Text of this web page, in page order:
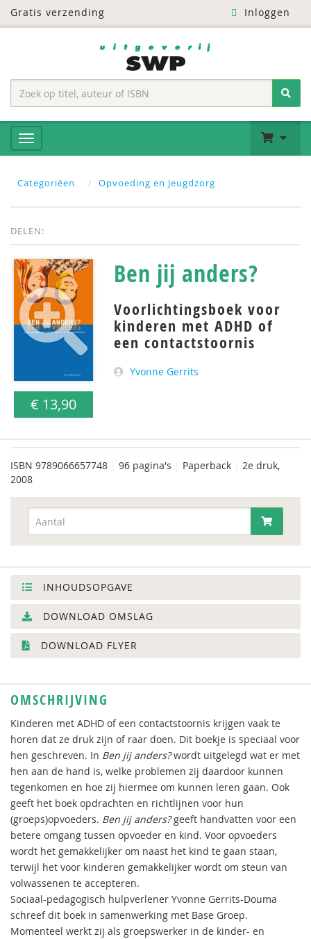
Gratis verzending Inloggen
Categoriëen Opvoeding en Jeugdzorg
DELEN:
€ 13,90
Ben jij anders?
Voorlichtingsboek voor
kinderen met ADHD of
een contactstoornis
Yvonne Gerrits
ISBN 9789066657748 96 pagina's Paperback
2e druk,
2008
INHOUDSOPGAVE
DOWNLOAD OMSLAG
DOWNLOAD FLYER
OMSCHRIJVING
Kinderen met ADHD of een contactstoornis krijgen vaak te
horen dat ze druk zijn of raar doen. Dit boekje is speciaal voor
hen geschreven. In Ben jij anders?wordt uitgelegd wat er met
hen aan de hand is, welke problemen zij daardoor kunnen
tegenkomen en hoe zij hiermee om kunnen leren gaan. Ook
geeft het boek opdrachten en richtlijnen voor hun
(groeps)opvoeders. Ben jij anders?geeft handvatten voor een
betere omgang tussen opvoeder en kind. Voor opvoeders
wordt het gemakkelijker om naast het kind te gaan staan,
terwijl het voor kinderen gemakkelijker wordt om steun van
volwassenen te accepteren.
Sociaal-pedagogisch hulpverlener Yvonne Gerrits-Douma
schreef dit boek in samenwerking met Base Groep.
Momenteel werkt zij als groepswerker in de kinder- en